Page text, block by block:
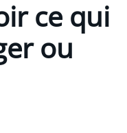
ce qui
ou